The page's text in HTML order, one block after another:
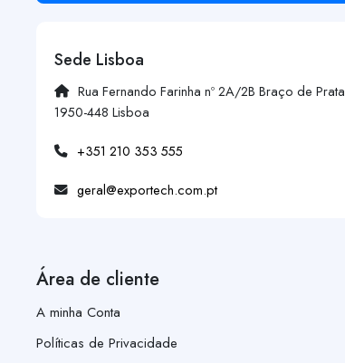
Sede Lisboa
Rua Fernando Farinha nº 2A/2B Braço de Prata
1950-448 Lisboa
+351 210 353 555
geral@exportech.com.pt
Área de cliente
A minha Conta
Políticas de Privacidade